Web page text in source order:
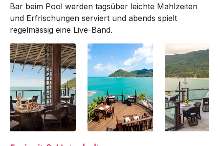
Bar beim Pool werden tagsüber leichte Mahlzeiten
und Erfrischungen serviert und abends spielt
regelmässig eine Live-Band.